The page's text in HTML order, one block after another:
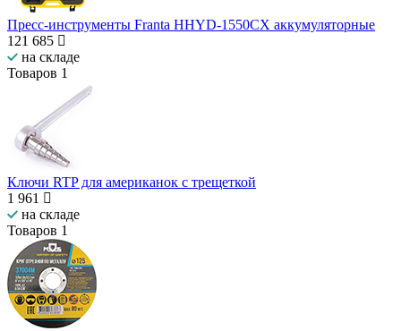
Пресс-инструменты Franta HHYD-1550CX аккумуляторные
121 685
на складе
Товаров 1
Ключи RTP для американок с трещеткой
1 961
на складе
Товаров 1